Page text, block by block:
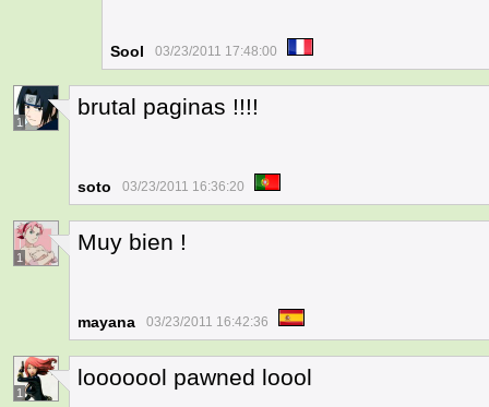
Sool 03/23/2011 17:48:00
1
brutal paginas !!!!
soto 03/23/2011 16:36:20
1
Muy bien !
mayana 03/23/2011 16:42:36
1
looooool pawned loool